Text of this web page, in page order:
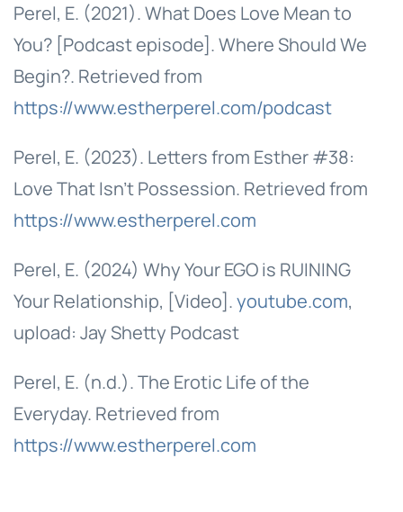
Perel, E. (2021). What Does Love Mean to
You? [Podcast episode]. Where Should We
Begin?. Retrieved from
https://www.estherperel.com/podcast
Perel, E. (2023). Letters from Esther #38:
Love That Isn’t Possession. Retrieved from
https://www.estherperel.com
Perel, E. (2024) Why Your EGO is RUINING
Your Relationship, [Video].youtube.com,
upload: Jay Shetty Podcast
Perel, E. (n.d.). The Erotic Life of the
Everyday. Retrieved from
https://www.estherperel.com